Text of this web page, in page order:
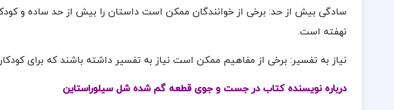
سادگی بیش از حد: برخی از خوانندگان ممکن است داستان را بیش از حد ساده و
نهفته است.
نیاز به تفسیر: برخی از مفاهیم ممکن است نیاز به تفسیر داشته باشند که برای
درباره نویسنده کتاب در جست و جوی قطعه گم شده شل سیلوراستاین